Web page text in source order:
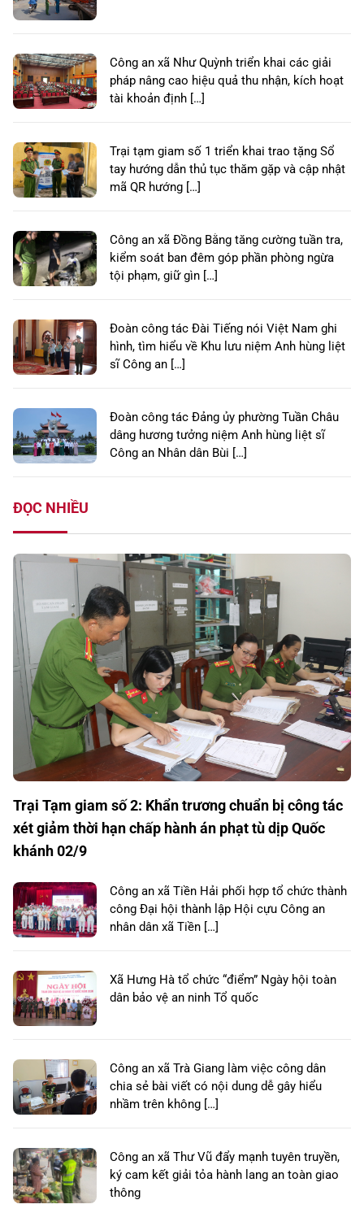
Công an xã Như Quỳnh triển khai các giải
pháp nâng cao hiệu quả thu nhận, kích hoạt
tài khoản định […]
Trại tạm giam số 1 triển khai trao tặng Sổ
tay hướng dẫn thủ tục thăm gặp và cập nhật
mã QR hướng […]
Công an xã Đồng Bằng tăng cường tuần tra,
kiểm soát ban đêm góp phần phòng ngừa
tội phạm, giữ gìn […]
Đoàn công tác Đài Tiếng nói Việt Nam ghi
hình, tìm hiểu về Khu lưu niệm Anh hùng liệt
sĩ Công an […]
Đoàn công tác Đảng ủy phường Tuần Châu
dâng hương tưởng niệm Anh hùng liệt sĩ
Công an Nhân dân Bùi […]
ĐỌC NHIỀU
Trại Tạm giam số 2: Khẩn trương chuẩn bị công tác
xét giảm thời hạn chấp hành án phạt tù dịp Quốc
khánh 02/9
Công an xã Tiền Hải phối hợp tổ chức thành
công Đại hội thành lập Hội cựu Công an
nhân dân xã Tiền […]
Xã Hưng Hà tổ chức “điểm” Ngày hội toàn
dân bảo vệ an ninh Tổ quốc
Công an xã Trà Giang làm việc công dân
chia sẻ bài viết có nội dung dễ gây hiểu
nhầm trên không […]
Công an xã Thư Vũ đẩy mạnh tuyên truyền,
ký cam kết giải tỏa hành lang an toàn giao
thông